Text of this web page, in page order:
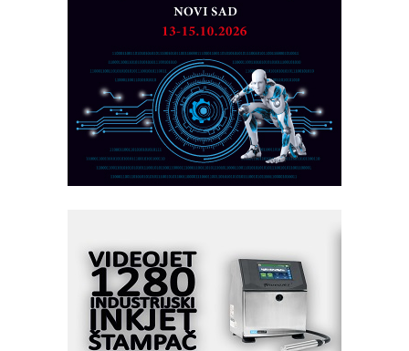
Marcom-plast d.o.o.- vaš pouzdan
partner
CTO - Prilagodite svoju toplinsku
obradu!
Razvoj asortimanskog pravca MINI-
PLC AKYTEC
AUKOM: Svetski standard metrologije
dostupan u Srbiji
I.SAFE MOBILE revolucioniše
industrijsku automatizaciju
pionirskimmobile operator PANEL-OM
Fleksibilno stezanje i brzo
podešavanje u proizvodnji prototipova